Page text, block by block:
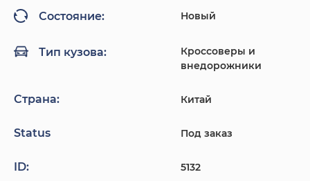
Состояние: Новый
Тип кузова:
Кроссоверы и
внедорожники
Страна: Китай
Status Под заказ
ID: 5132